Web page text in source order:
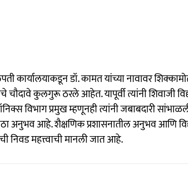
कार्यालयाकडून डॉ. कामत यांच्या नावावर
चौदावे कुलगुरू ठरले आहेत. यापूर्वी त्यांनी शिवाजी
विभाग प्रमुख म्हणूनही त्यांनी जबाबदारी सांभाळली
अनुभव आहे. शैक्षणिक प्रशासनातील अनुभव आणि
निवड महत्त्वाची मानली जात आहे.